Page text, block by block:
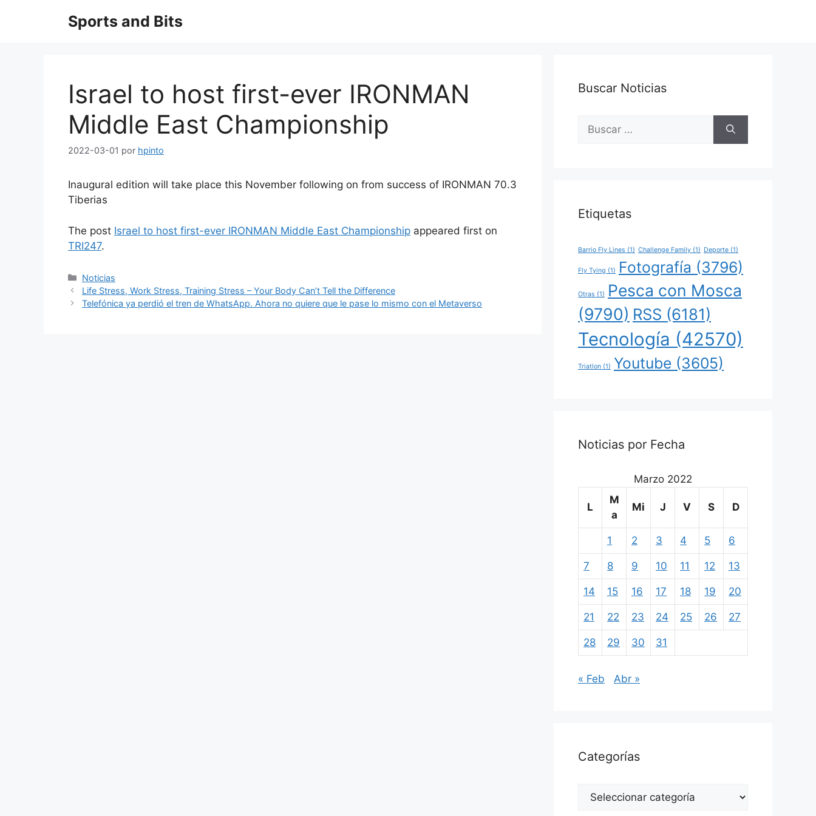
Sports and Bits
Israel to host first-ever IRONMAN
Middle East Championship
2022-03-01 por hpinto
Inaugural edition will take place this November following on from success of IRONMAN 70.3
Tiberias
The post Israel to host first-ever IRONMAN Middle East Championship appeared first on
TRI247.
Categorías
Noticias
Life Stress, Work Stress, Training Stress – Your Body Can’t Tell the Difference
Telefónica ya perdió el tren de WhatsApp. Ahora no quiere que le pase lo mismo con el Metaverso
Buscar Noticias
Buscar:
Etiquetas
Barrio Fly Lines (1) Challenge Family (1) Deporte (1)
Fly Tying (1) Fotografía (3796)
Otras (1)
Pesca con Mosca
(9790) RSS (6181)
Tecnología (42570)
Triatlon (1) Youtube (3605)
Noticias por Fecha
Marzo 2022
L
M
a
Mi J V S D
1 2 3 4 5 6
7 8 9 10 11 12 13
14 15 16 17 18 19 20
21 22 23 24 25 26 27
28 29 30 31
« Feb Abr »
Categorías
Categorías